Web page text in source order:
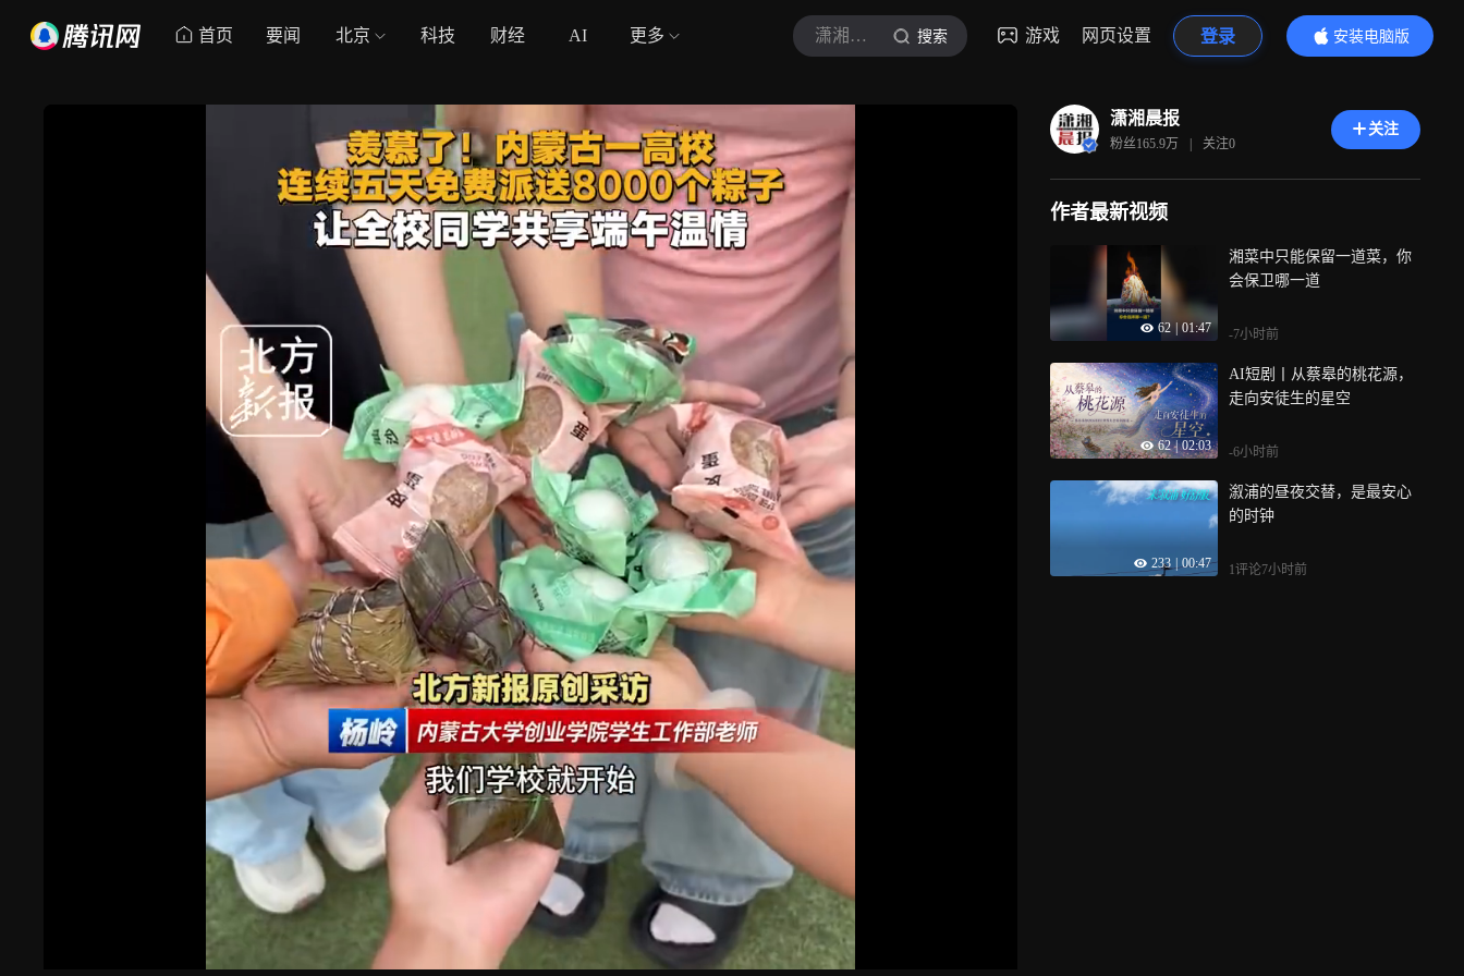
首页 要闻 北京 科技 财经 AI 更多 潇湘晨报 搜索 游戏 网页设置 登录
安装电脑版
内容更精彩
潇湘晨报
粉丝165.9万 | 关注0
关注
作者最新视频
62 | 01:47
湘菜中只能保留一道菜，你
会保卫哪一道
-7小时前
62 | 02:03
AI短剧丨从蔡皋的桃花源，
走向安徒生的星空
-6小时前
233 00:47
溆浦的昼夜交替，是最安心
的时钟
1评论7小时前